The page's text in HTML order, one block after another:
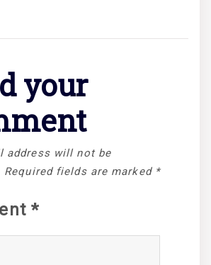
your
address will not be
Required fields are marked *
*